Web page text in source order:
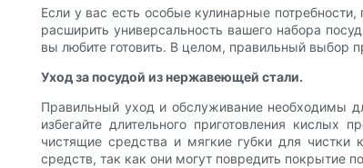
Если у вас есть особые кулинарные
расширить универсальность вашего набора
вы любите готовить. В целом, правильный выбор
Уход за посудой из нержавеющей стали.
Правильный уход и обслуживание необходимы
избегайте длительного приготовления
чистящие средства и мягкие губки для чистки
средств, так как они могут повредить покрытие